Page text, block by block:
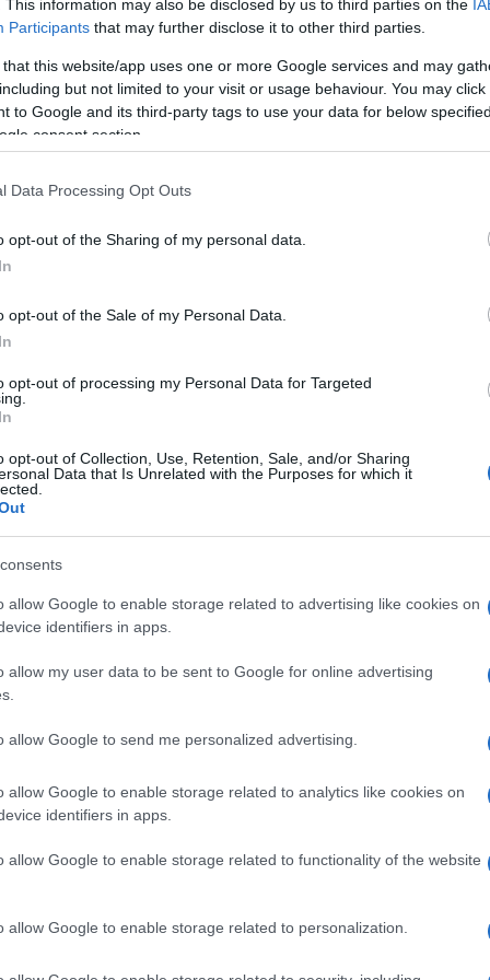
This information may also be disclosed by us to third parties on the
Participants that may further disclose it to other third parties.
that this website/app uses one or more Google services and may
but not limited to your visit or usage behaviour. You may
to Google and its third-party tags to use your data for below
consent section.
Data Processing Opt Outs
opt-out of the Sharing of my personal data.
opt-out of the Sale of my Personal Data.
opt-out of processing my Personal Data for Targeted
opt-out of Collection, Use, Retention, Sale, and/or Sharing
Data that Is Unrelated with the Purposes for which it
allow Google to enable storage related to advertising like cookies on
identifiers in apps.
allow my user data to be sent to Google for online advertising
allow Google to send me personalized advertising.
allow Google to enable storage related to analytics like cookies on
identifiers in apps.
allow Google to enable storage related to functionality of the website
allow Google to enable storage related to personalization.
si trova in condizioni gravi. Il Comune di
di emergenza, informando l’Agenzia
un tecnologo alimentare per
includeva
, pietanze considerate a basso rischio
l’intervento dei carabinieri del Nas, che hanno
servite in mensa. Al momento, nessun
sono in corso per accertare le cause di
comprendere se si sia trattato di un
problema legato agli ingredienti utilizzati.
alunni